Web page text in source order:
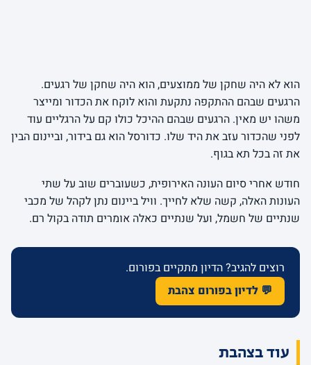
הוא לא היה שחקן של ממוצעים, הוא היה שחקן של רגעים.
הרגעים שבהם ההתקפה נתקעת והוא לוקח את הכדור ומייצר
משהו יש מאין. הרגעים שבהם ההיכל כולו קם על הרגליים עוד
לפני שהכדור עזב את היד שלו. כדורסל הוא גם בידור, וביינום הבין
את זה בכל תא בגוף.
חודש אחרי סיום העונה האירופית, כשעוברים שוב על שתי
העונות האלה, קשה שלא לחייך. וויל ביינום נתן לקהל של מכבי
שנתיים של חשמל, ועל שנתיים כאלה אומרים תודה בקול רם.
רוצים להגיב? הדיון מתקיים בפורום.
💬 לדיון בפורום צהבת
עוד בצהבת